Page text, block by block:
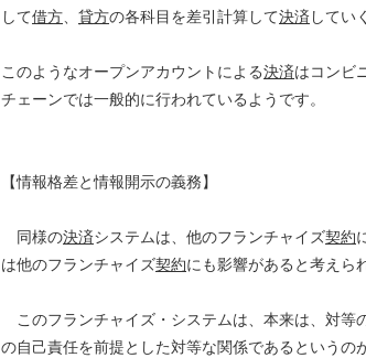
して借方 貸方の各科目を差引計算して決済してい
このようなオープンアカウントによる決済はコンビ
チェーンでは一般的に行われているようです。
【情報格差と情報開示の義務】
同様の決済システムは、他のフランチャイズ契約
は他のフランチャイズ契約にも影響があると考えら
このフランチャイズ・システムは、本来は、対等
の自己責任を前提とした対等な関係であるというの